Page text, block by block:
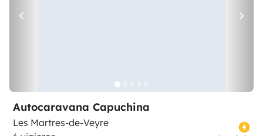
Autocaravana Capuchina
Les Martres-de-Veyre